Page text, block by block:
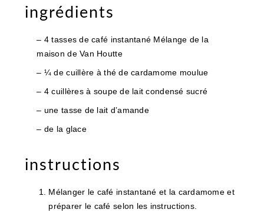
ingrédients
– 4 tasses de café instantané Mélange de la
maison de Van Houtte
– ¼ de cuillère à thé de cardamome moulue
– 4 cuillères à soupe de lait condensé sucré
– une tasse de lait d’amande
– de la glace
instructions
Mélanger le café instantané et la cardamome et
préparer le café selon les instructions.